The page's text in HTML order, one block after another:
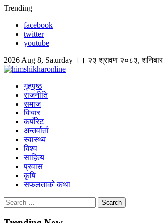
Skip
content
Trending
facebook
twitter
youtube
2026 Aug 8, Saturday ।। २३ श्रावण २०८३, शनिबार
Himshikhar Online
गृहपृष्ठ
राजनीति
समाज
विचार
कर्पोरेट
अन्तर्वार्ता
स्वास्थ्य
विश्व
साहित्य
प्रवास
कृषि
सफलताको कथा
Search
for: